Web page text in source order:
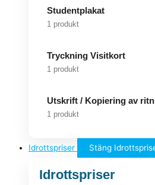
Studentplakat
1 produkt
Tryckning Visitkort
1 produkt
Utskrift / Kopiering av
1 produkt
Idrottspriser Stäng
Idrottspriser